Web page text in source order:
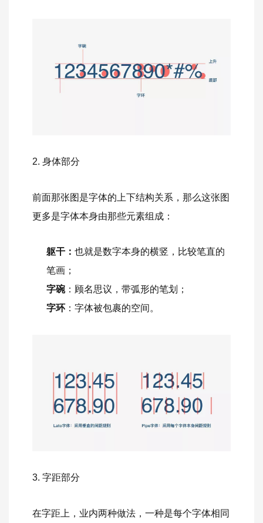
2. 身体部分
前面那张图是字体的上下结构关系，那么这张图
更多是字体本身由那些元素组成：
躯干： 也就是数字本身的横竖，比较笔直的
笔画；
字碗：顾名思议，带弧形的笔划；
字环 ：字体被包裹的空间。
3. 字距部分
在字距上，业内两种做法，一种是每个字体相同